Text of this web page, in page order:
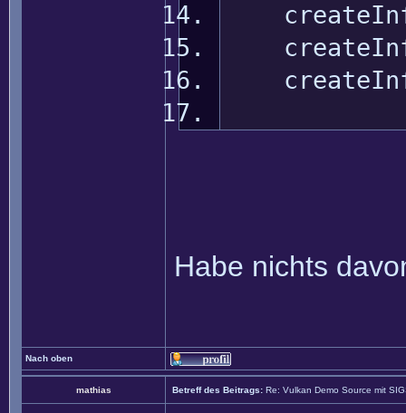
Habe nichts
Nach oben
mathias Betreff des Beitrags: Re: Vulkan Demo Source mit